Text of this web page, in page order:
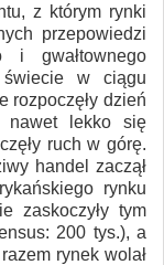
z którym rynki
przepowiedzi
i gwałtownego
w ciągu
rozpoczęły dzień
nawet lekko się
ruch w górę.
handel zaczął
rynku
zaskoczyły tym
200 tys.), a
rynek wolał